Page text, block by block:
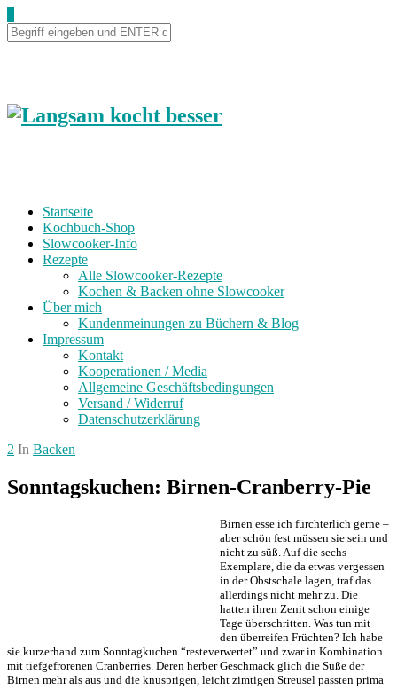
Startseite
Kochbuch-Shop
Slowcooker-Info
Rezepte
Alle Slowcooker-Rezepte
Kochen & Backen ohne Slowcooker
Über mich
Kundenmeinungen zu Büchern & Blog
Impressum
Kontakt
Kooperationen / Media
Allgemeine Geschäftsbedingungen
Versand / Widerruf
Datenschutzerklärung
2 In Backen
Sonntagskuchen: Birnen-Cranberry-Pie
Birnen esse ich fürchterlich gerne –
aber schön fest müssen sie sein und
nicht zu süß. Auf die sechs
Exemplare, die da etwas vergessen
in der Obstschale lagen, traf das
allerdings nicht mehr zu. Die
hatten ihren Zenit schon einige
Tage überschritten. Was tun mit
den überreifen Früchten? Ich habe
sie kurzerhand zum Sonntagkuchen “resteverwertet” und zwar in Kombination
mit tiefgefrorenen Cranberries. Deren herber Geschmack glich die Süße der
Birnen mehr als aus und die knusprigen, leicht zimtigen Streusel passten prima